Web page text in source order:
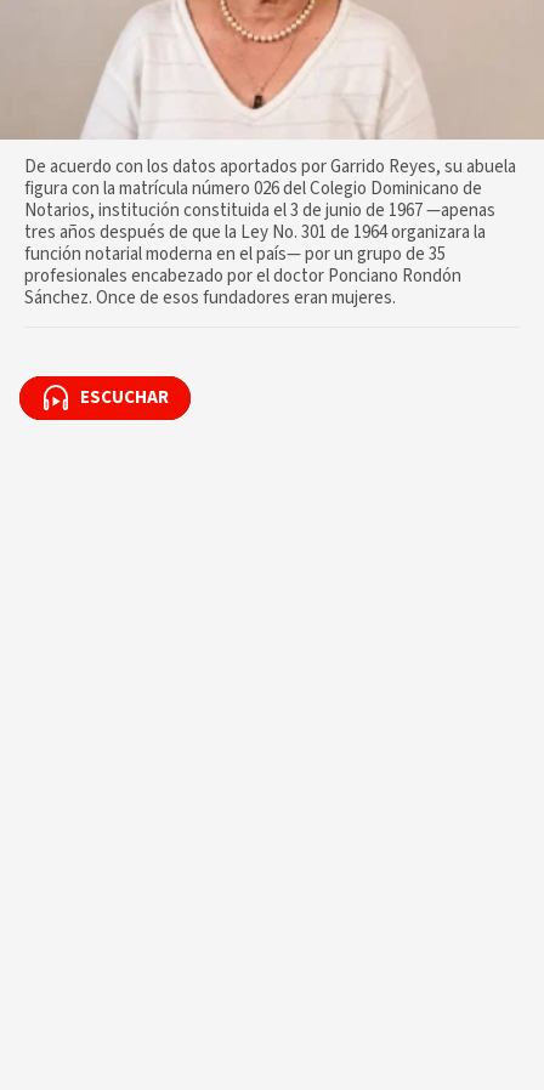
De acuerdo con los datos aportados por Garrido Reyes, su abuela
figura con la matrícula número 026 del Colegio Dominicano de
Notarios, institución constituida el 3 de junio de 1967 —apenas
tres años después de que la Ley No. 301 de 1964 organizara la
función notarial moderna en el país— por un grupo de 35
profesionales encabezado por el doctor Ponciano Rondón
Sánchez. Once de esos fundadores eran mujeres.
ESCUCHAR
ESCUCHAR